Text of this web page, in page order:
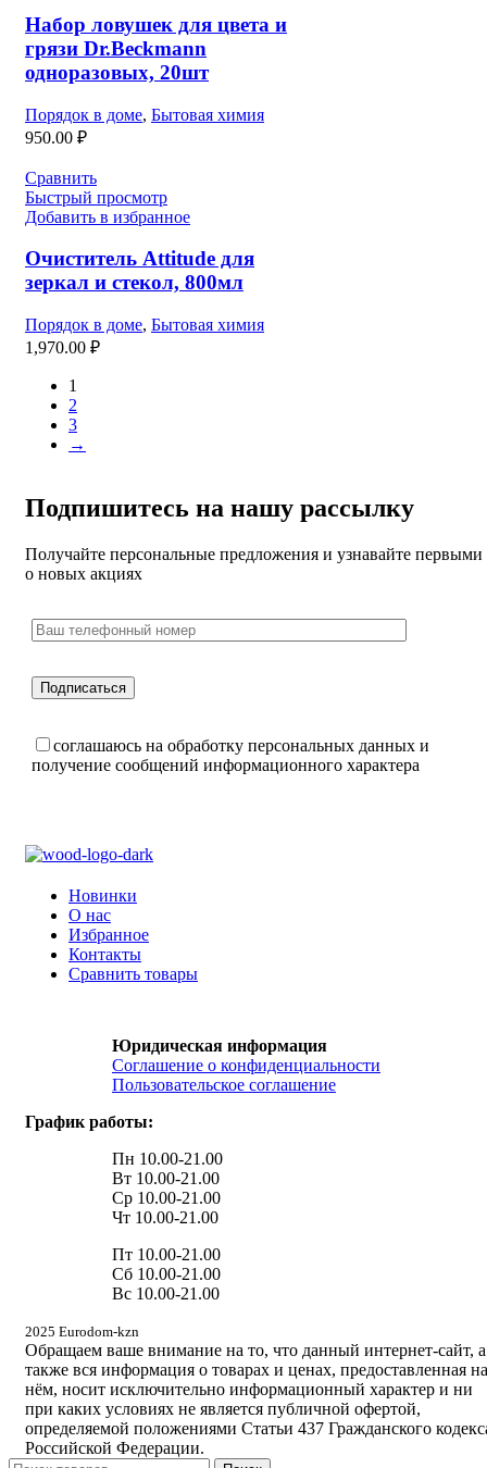
Набор ловушек для цвета и
грязи Dr.Beckmann
одноразовых, 20шт
Порядок в доме, Бытовая химия
950.00 ₽
Сравнить
Быстрый просмотр
Добавить в избранное
Очиститель Attitude для
зеркал и стекол, 800мл
Порядок в доме, Бытовая химия
1,970.00 ₽
1
2
3
→
Подпишитесь на нашу рассылку
Получайте персональные предложения и узнавайте первыми
о новых акциях
соглашаюсь на обработку персональных данных и
получение сообщений информационного характера
Новинки
О нас
Избранное
Контакты
Сравнить товары
Юридическая информация
Соглашение о конфиденциальности
Пользовательское соглашение
График работы:
Пн 10.00-21.00
Вт 10.00-21.00
Ср 10.00-21.00
Чт 10.00-21.00
Пт 10.00-21.00
Сб 10.00-21.00
Вс 10.00-21.00
2025 Eurodom-kzn
Обращаем ваше внимание на то, что данный интернет-сайт, а
также вся информация о товарах и ценах, предоставленная на
нём, носит исключительно информационный характер и ни
при каких условиях не является публичной офертой,
определяемой положениями Статьи 437 Гражданского
Российской Федерации.